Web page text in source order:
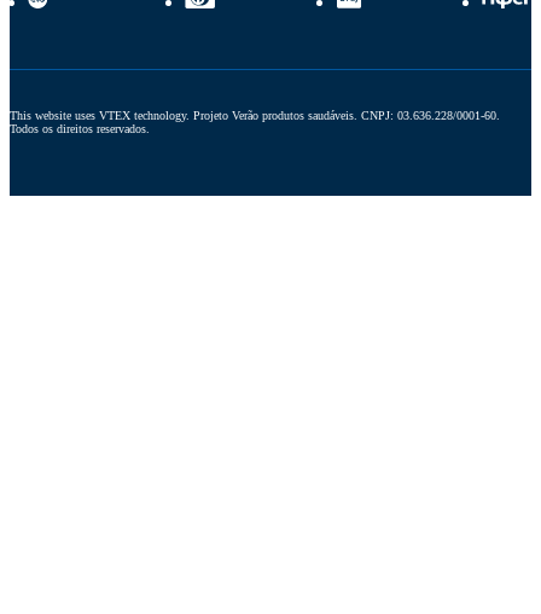
This website uses VTEX technology. Projeto Verão produtos saudáveis. CNPJ: 03.636.228/0001-60.
Todos os direitos reservados.